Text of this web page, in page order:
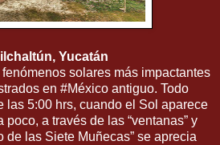
Yucatán
solares más impactantes
en #México antiguo. Todo
las 5:00 hrs, cuando el Sol aparece
poco, a través de las “ventanas” y
de las Siete Muñecas” se aprecia